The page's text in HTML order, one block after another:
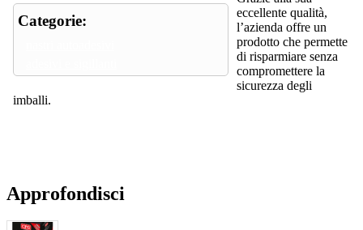
Categorie:
eccellente qualità,
l’azienda offre un
prodotto che permette
di risparmiare senza
compromettere la
sicurezza degli
imballi.
Approfondisci